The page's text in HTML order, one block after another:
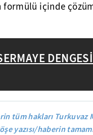
içinde
tüm hakları Turkuvaz
yazısı/haberin